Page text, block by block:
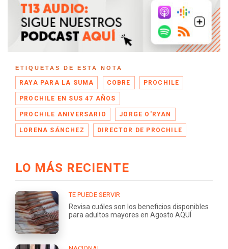
ETIQUETAS DE ESTA NOTA
RAYA PARA LA SUMA COBRE PROCHILE
PROCHILE EN SUS 47 AÑOS
PROCHILE ANIVERSARIO JORGE O'RYAN
LORENA SÁNCHEZ DIRECTOR DE PROCHILE
LO MÁS RECIENTE
TE PUEDE SERVIR
Revisa cuáles son los beneficios disponibles
para adultos mayores en Agosto AQUÍ